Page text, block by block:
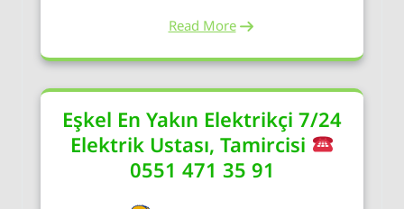
Read More
Eşkel En Yakın Elektrikçi 7/24
Elektrik Ustası, Tamircisi
0551 471 35 91